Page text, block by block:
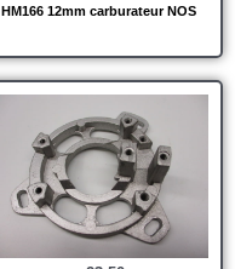
HM166 12mm carburateur NOS